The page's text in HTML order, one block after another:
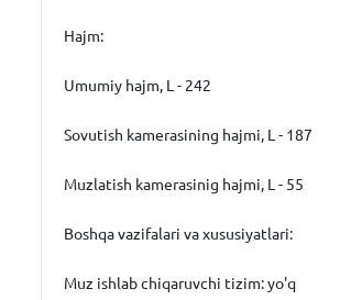
Hajm:
Umumiy hajm, L - 242
Sovutish kamerasining hajmi, L - 187
Muzlatish kamerasinig hajmi, L - 55
Boshqa vazifalari va xususiyatlari:
Muz ishlab chiqaruvchi tizim: yo'q